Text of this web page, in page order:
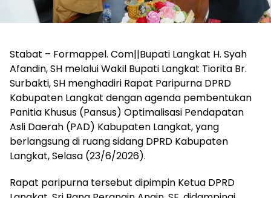
Stabat – Formappel. Com||Bupati Langkat H. Syah
Afandin, SH melalui Wakil Bupati Langkat Tiorita Br.
Surbakti, SH menghadiri Rapat Paripurna DPRD
Kabupaten Langkat dengan agenda pembentukan
Panitia Khusus (Pansus) Optimalisasi Pendapatan
Asli Daerah (PAD) Kabupaten Langkat, yang
berlangsung di ruang sidang DPRD Kabupaten
Langkat, Selasa (23/6/2026).
Rapat paripurna tersebut dipimpin Ketua DPRD